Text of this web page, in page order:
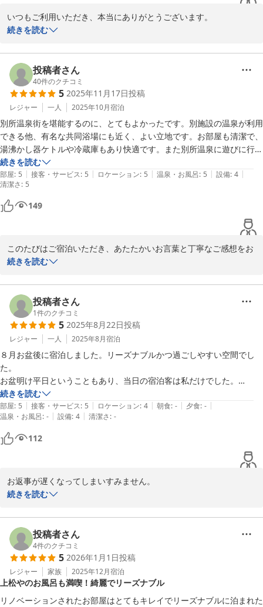
た。ご満足いただけたご様子で何よりでございます。
Smooth&Living　柳澤
Ｓｍｏｏｔｈ＆Ｌｉｖｉｎｇ
2026-04-06
いつもご利用いただき、本当にありがとうございます。
チェックイン前後のカフェや、旅宿上松やの温泉も気に入っていた
別所温泉は散策や食事に関してもゆっくりと楽しめる場所ですね。
またふらっと立ち寄っていただけるよう、これからも居心地の良い
空間づくりに努めます。
次回のお越しを心よりお待ちしております。
Smooth&Living　柳澤
Ｓｍｏｏｔｈ＆Ｌｉｖｉｎｇ
2025-11-21
続きを読む
投稿者さん
40件のクチコミ
5 2025年11月17日投稿
レジャー 一人 2025年10月宿泊
別所温泉街を堪能するのに、とてもよかったです。別施設の温泉が利用
できる他、有名な共同浴場にも近く、よい立地です。お部屋も清潔で、
湯沸かし器ケトルや冷蔵庫もあり快適です。また別所温泉に遊びに行く
ときには、利用したいと思います。
１点、設備面について。私が利用したお部屋は２階で、出入りの際は階
段の昇り降りが必要になります。別部屋に比較的高齢の宿泊者をお見か
けしたこともあり、可能であれば、簡単な手摺りや足の着地面に滑り止
めテープなどあった方が、より安全で転倒事故防止になる気がしまし
続きを読む
部屋: 5 | 接客・サービス: 5 | ロケーション: 5 | 温泉・お風呂: 5 | 設備: 4 |
清潔さ: 5
149
このたびはご宿泊いただき、あたたかいお言葉と丁寧なご感想をお
寄せくださり本当にありがとうございます。
当館は古民家を改装したゲストハウスのため、どうしても階段の昇
り降りが必要になるなど、ご不便をおかけするつくりになっており
ます。今回お隣のお部屋にいらしたお客様は、何度かご利用いただ
いている常連の方で、施設の構造をよくご理解いただいたうえでお
選びくださっていますが、初めての方には分かりにくい点もあるか
と思いますので、今後もより丁寧にご案内してまいります。
いいただけるよう、あらためて点検いたします。手すりの設置につ
いては建物との兼ね合いを見ながら、今後のご要望を踏まえて検討
していく予定です。
あらためて貴重なご意見をお寄せいただきありがとうございます。
また別所温泉にお越しの際には、ぜひ気軽にお立ち寄りいただけれ
ば幸いです。
Ｓｍｏｏｔｈ＆Ｌｉｖｉｎｇ
続きを読む
投稿者さん
1件のクチコミ
5 2025年8月22日投稿
レジャー 一人 2025年8月宿泊
８月お盆後に宿泊しました。リーズナブルかつ過ごしやすい空間でし
た。
お盆明け平日ということもあり、当日の宿泊客は私だけでした。
シャワー施設はあるためその場で体を綺麗にできますが湯舟はなく、せ
っかくだったので上松やさんでお風呂をお借りしました。
上松やさんまで徒歩２分程度なのでキャリーケースを引っ張りながらで
も問題ありませんでした。
和室で泊まり、冷蔵庫やエアコンがあることや広さも申し分ない(布団
を敷いてもまだ広さが残る)ことも評価ポイントとして高かったです。
続きを読む
部屋: 5 | 接客・サービス: 5 | ロケーション: 4 | 朝食: - | 夕食: - |
温泉・お風呂: - | 設備: 4 | 清潔さ: -
112
お返事が遅くなってしまいすみません。
このたびはご宿泊いただき、またとても丁寧にご感想を書いてくだ
お部屋や設備、温泉のことまで詳しく書いていただけて、とても嬉
しく思います。
また季節ごとに違った魅力もありますので、ぜひ別の季節にも遊び
にいらしてくださいませ。
2025-10-30
続きを読む
投稿者さん
4件のクチコミ
5 2026年1月1日投稿
レジャー 家族 2025年12月宿泊
上松やのお風呂も満喫！綺麗でリーズナブル
リノベーションされたお部屋はとてもキレイでリーズナブルに泊まれた